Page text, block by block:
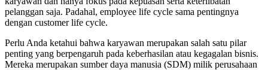
pelanggan saja. Padahal, employee life cycle sama pentingnya
dengan customer life cycle.
Perlu Anda ketahui bahwa karyawan merupakan salah satu pilar
penting yang berpengaruh pada keberhasilan atau kegagalan bisnis.
Mereka merupakan sumber daya manusia (SDM) milik perusahaan